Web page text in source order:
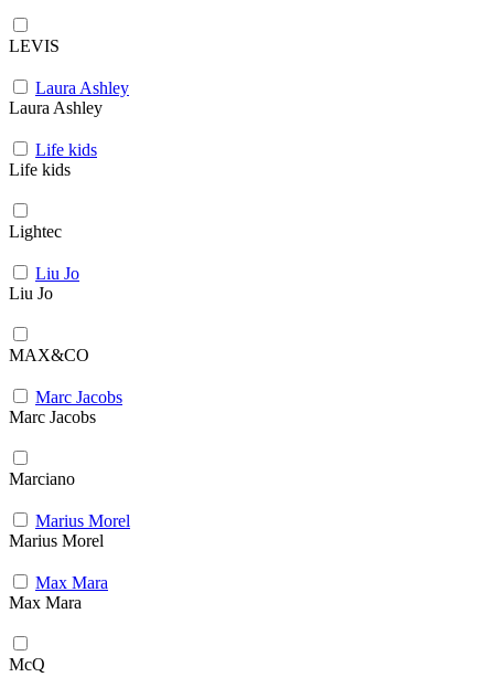
LEVIS
Laura Ashley
Laura Ashley
Life kids
Life kids
Lightec
Liu Jo
Liu Jo
MAX&CO
Marc Jacobs
Marc Jacobs
Marciano
Marius Morel
Marius Morel
Max Mara
Max Mara
McQ